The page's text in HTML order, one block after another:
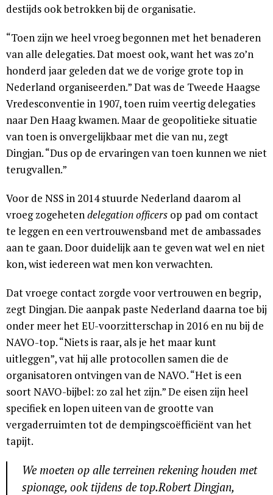
destijds ook betrokken bij de organisatie.
“Toen zijn we heel vroeg begonnen met het benaderen
van alle delegaties. Dat moest ook, want het was zo’n
honderd jaar geleden dat we de vorige grote top in
Nederland organiseerden.” Dat was de Tweede Haagse
Vredesconventie in 1907, toen ruim veertig delegaties
naar Den Haag kwamen. Maar de geopolitieke situatie
van toen is onvergelijkbaar met die van nu, zegt
Dingjan. “Dus op de ervaringen van toen kunnen we niet
terugvallen.”
Voor de NSS in 2014 stuurde Nederland daarom al
vroeg zogehetendelegation officers op pad om contact
te leggen en een vertrouwensband met de ambassades
aan te gaan. Door duidelijk aan te geven wat wel en niet
kon, wist iedereen wat men kon verwachten.
Dat vroege contact zorgde voor vertrouwen en begrip,
zegt Dingjan. Die aanpak paste Nederland daarna toe bij
onder meer het EU-voorzitterschap in 2016 en nu bij de
NAVO-top. “Niets is raar, als je het maar kunt
uitleggen”, vat hij alle protocollen samen die de
organisatoren ontvingen van de NAVO. “Het is een
soort NAVO-bijbel: zo zal het zijn.” De eisen zijn heel
specifiek en lopen uiteen van de grootte van
vergaderruimten tot de dempingscoëfficiënt van het
tapijt.
We moeten op alle terreinen rekening houden met
spionage, ook tijdens de top.Robert Dingjan,